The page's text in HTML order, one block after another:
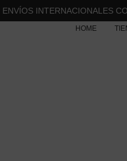
ENVÍOS INTERNACIONALES
HOME